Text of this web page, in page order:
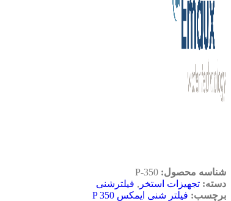
شناسه محصول: P-350
دسته: تجهیزات استخر , فیلترشنی
برچسب: فیلتر شنی ایمکس P 350